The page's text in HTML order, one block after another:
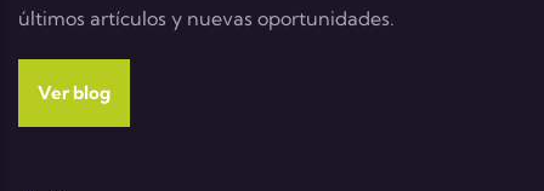
últimos artículos y nuevas oportunidades.
Ver blog